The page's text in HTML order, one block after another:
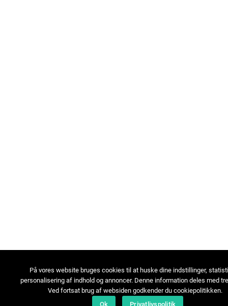
På vores website bruges cookies til at huske dine indstillinger,
personalisering af indhold og annoncer. Denne information deles med
Ved fortsat brug af websiden godkender du cookiepolitikken.
Ok
Privatlivspolitik